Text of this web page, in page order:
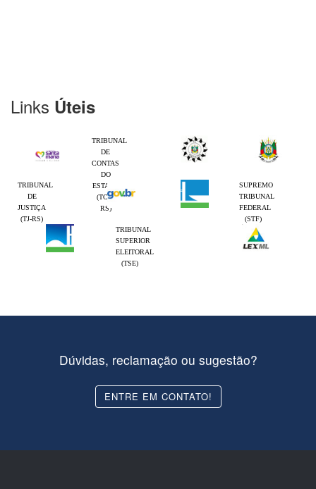
Links Úteis
TRIBUNAL
DE
CONTAS
DO
ESTADO
(TCE-
RS)
TRIBUNAL
DE
JUSTIÇA
(TJ-RS)
SUPREMO
TRIBUNAL
FEDERAL
(STF)
TRIBUNAL
SUPERIOR
ELEITORAL
(TSE)
Dúvidas, reclamação ou sugestão?
ENTRE EM CONTATO!